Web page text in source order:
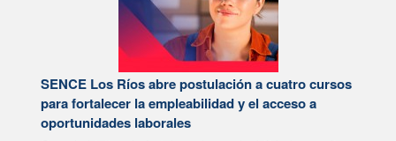
SENCE Los Ríos abre postulación a cuatro cursos
para fortalecer la empleabilidad y el acceso a
oportunidades laborales